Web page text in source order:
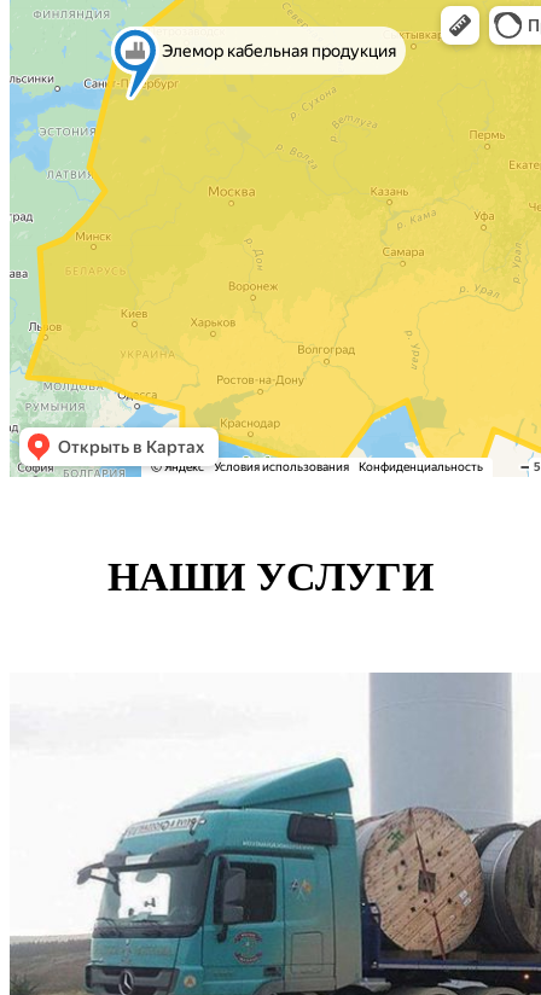
НАШИ УСЛУГИ